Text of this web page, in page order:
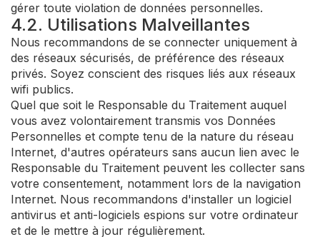
gérer toute violation de données personnelles.
4.2. Utilisations Malveillantes
Nous recommandons de se connecter uniquement à
des réseaux sécurisés, de préférence des réseaux
privés. Soyez conscient des risques liés aux réseaux
wifi publics.
Quel que soit le Responsable du Traitement auquel
vous avez volontairement transmis vos Données
Personnelles et compte tenu de la nature du réseau
Internet, d'autres opérateurs sans aucun lien avec le
Responsable du Traitement peuvent les collecter sans
votre consentement, notamment lors de la navigation
Internet. Nous recommandons d'installer un logiciel
antivirus et anti-logiciels espions sur votre ordinateur
et de le mettre à jour régulièrement.